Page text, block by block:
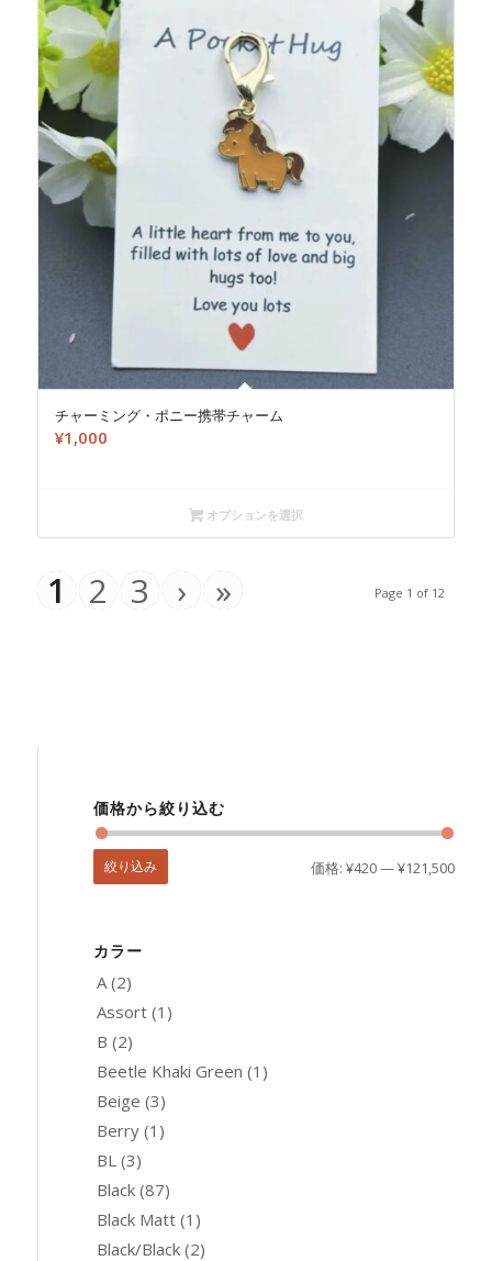
チャーミング・ポニー携帯チャーム
¥1,000
オプションを選択
Page 1 of 12
1 2 3 › »
価格から絞り込む
絞り込み 価格:¥420—¥121,500
カラー
A (2)
Assort (1)
B (2)
Beetle Khaki Green (1)
Beige (3)
Berry (1)
BL (3)
Black (87)
Black Matt (1)
Black/Black (2)